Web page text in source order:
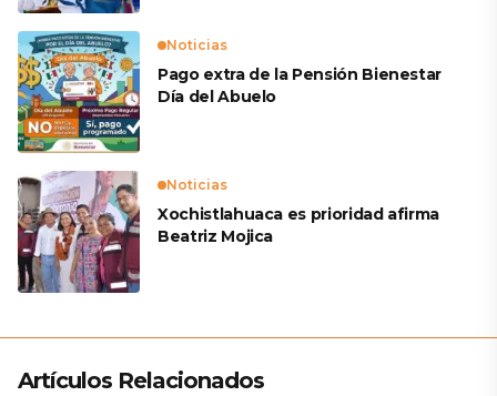
Noticias
Pago extra de la Pensión Bienestar
Día del Abuelo
Noticias
Xochistlahuaca es prioridad afirma
Beatriz Mojica
Artículos Relacionados